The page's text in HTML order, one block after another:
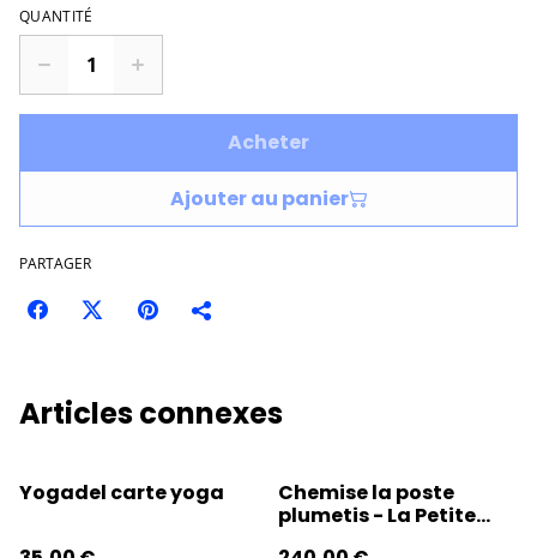
QUANTITÉ
Acheter
Ajouter au panier
PARTAGER
Articles connexes
Yogadel carte yoga
Chemise la poste
plumetis - La Petite